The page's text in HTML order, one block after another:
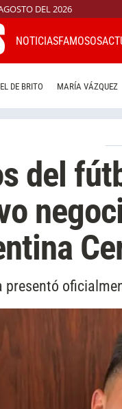
DEL 2026
NOTICIASFAMOSOS
DE BRITO MARÍA VÁZQUEZ
del
presentó